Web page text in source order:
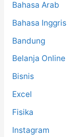
Bahasa Arab
Bahasa Inggris
Bandung
Belanja Online
Bisnis
Excel
Fisika
Instagram